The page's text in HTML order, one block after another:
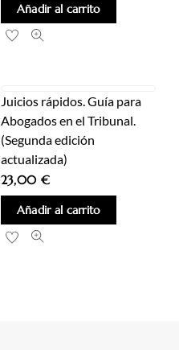
Añadir al carrito
Juicios rápidos. Guía para
Abogados en el Tribunal.
(Segunda edición
actualizada)
23,00 €
Añadir al carrito